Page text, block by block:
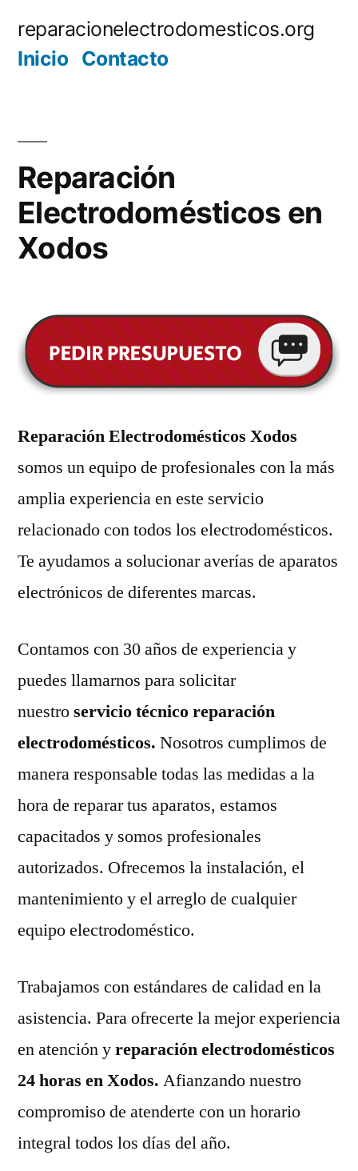
reparacionelectrodomesticos.org
Inicio Contacto
Reparación
Electrodomésticos en
Xodos
Reparación Electrodomésticos Xodos
somos un equipo de profesionales con la más
amplia experiencia en este servicio
relacionado con todos los electrodomésticos.
Te ayudamos a solucionar averías de aparatos
electrónicos de diferentes marcas.
Contamos con 30 años de experiencia y
puedes llamarnos para solicitar
nuestroservicio técnico reparación
electrodomésticos. Nosotros cumplimos de
manera responsable todas las medidas a la
hora de reparar tus aparatos, estamos
capacitados y somos profesionales
autorizados. Ofrecemos la instalación, el
mantenimiento y el arreglo de cualquier
equipo electrodoméstico.
Trabajamos con estándares de calidad en la
asistencia. Para ofrecerte la mejor experiencia
en atención yreparación electrodomésticos
24 horas en Xodos. Afianzando nuestro
compromiso de atenderte con un horario
integral todos los días del año.